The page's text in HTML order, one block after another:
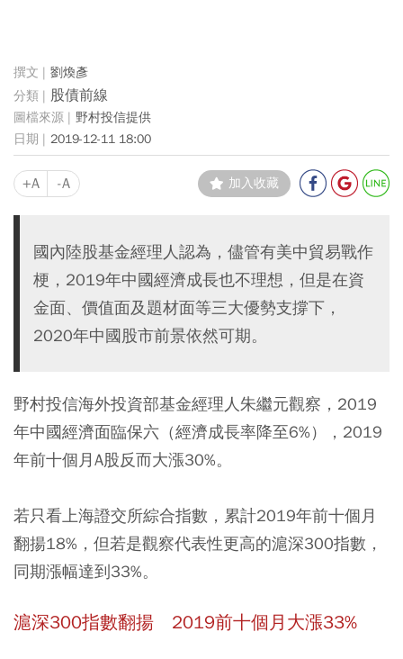
劉煥彥
股債前線
野村投信提供
2019-12-11 18:00
+A -A 加入收藏
國內陸股基金經理人認為，儘管有美中貿易戰作
梗，2019年中國經濟成長也不理想，但是在資
金面、價值面及題材面等三大優勢支撐下，
2020年中國股市前景依然可期。
野村投信海外投資部基金經理人朱繼元觀察，2019
年中國經濟面臨保六（經濟成長率降至6%），2019
年前十個月A股反而大漲30%。
若只看上海證交所綜合指數，累計2019年前十個月
翻揚18%，但若是觀察代表性更高的滬深300指數，
同期漲幅達到33%。
滬深300指數翻揚 2019前十個月大漲33%